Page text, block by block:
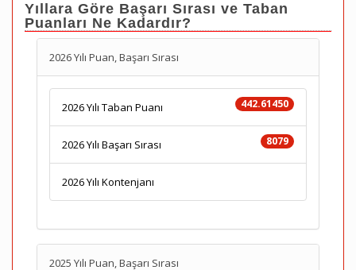
Yıllara Göre Başarı Sırası ve Taban
Puanları Ne Kadardır?
2026 Yılı Puan, Başarı Sırası
442.61450
2026 Yılı Taban Puanı
8079
2026 Yılı Başarı Sırası
2026 Yılı Kontenjanı
2025 Yılı Puan, Başarı Sırası